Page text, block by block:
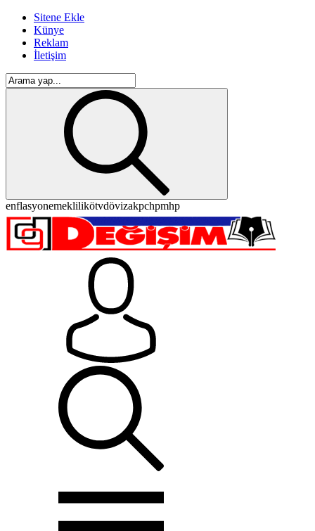
Sitene Ekle
Künye
Reklam
İletişim
enflasyonemeklilikötvdövizakpchpmhp